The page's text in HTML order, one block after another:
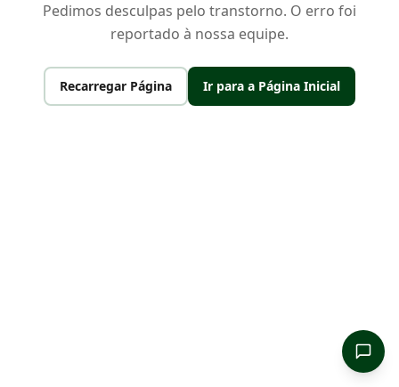
Pedimos desculpas pelo transtorno. O erro foi
reportado à nossa equipe.
Recarregar Página Ir para a Página Inicial